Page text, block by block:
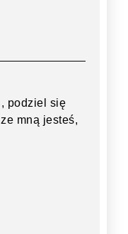
podziel się
mną jesteś,